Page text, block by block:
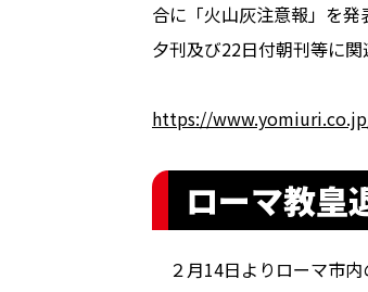
合に「火山灰注意報」を発
夕刊及び22日付朝刊等に関
https://
ローマ教皇
２月14日よりローマ市